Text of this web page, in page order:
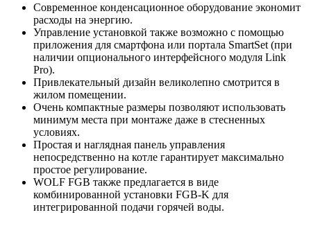
Современное конденсационное оборудование экономит
расходы на энергию.
Управление установкой также возможно с помощью
приложения для смартфона или портала SmartSet (при
наличии опционального интерфейсного модуля Link
Pro).
Привлекательный дизайн великолепно смотрится в
жилом помещении.
Очень компактные размеры позволяют использовать
минимум места при монтаже даже в стесненных
условиях.
Простая и наглядная панель управления
непосредственно на котле гарантирует максимально
простое регулирование.
WOLF FGB также предлагается в виде
комбинированной установки FGB-K для
интегрированной подачи горячей воды.